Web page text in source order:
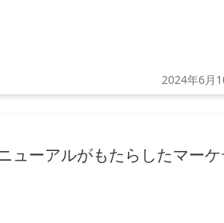
2024年6月
ューアルがもたらしたマーケ